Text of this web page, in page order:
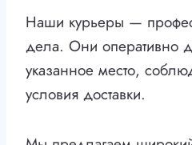
Наши курьеры —
дела. Они оперативно
указанное место,
условия доставки.